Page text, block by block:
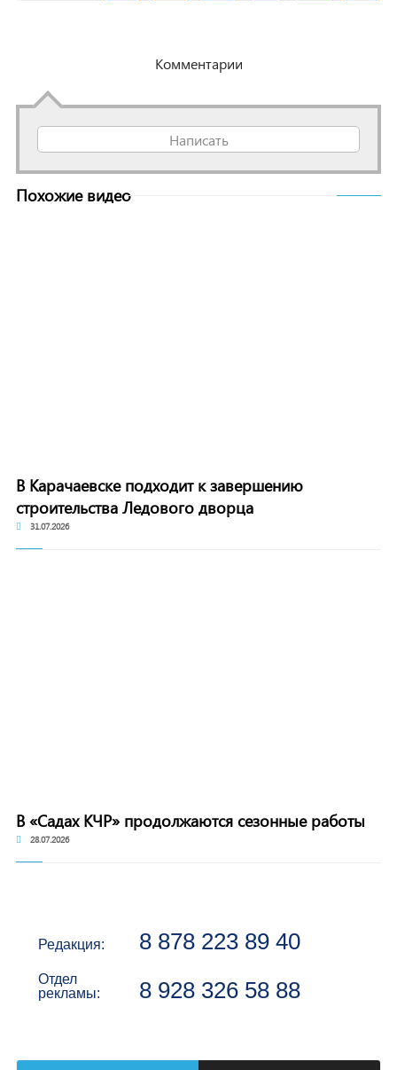
Комментарии
Написать
Похожие видео
В Карачаевске подходит к завершению
строительства Ледового дворца
31.07.2026
В «Садах КЧР» продолжаются сезонные работы
28.07.2026
Редакция: 8 878 223 89 40
Отдел
рекламы:
8 928 326 58 88